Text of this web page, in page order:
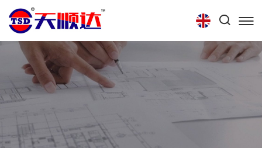
首页 关于我们 产品中心 技术中心
招聘信息
联系我们